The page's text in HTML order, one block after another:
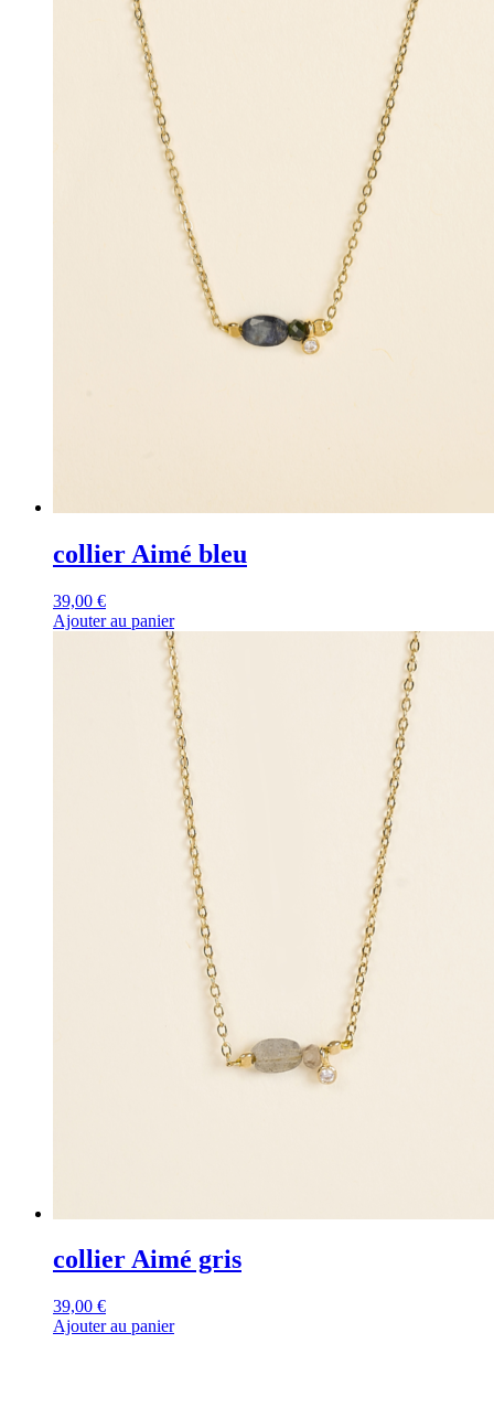
collier Aimé bleu
39,00 €
Ajouter au panier
collier Aimé gris
39,00 €
Ajouter au panier